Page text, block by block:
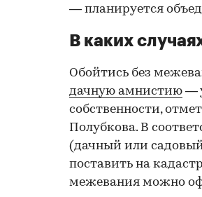
— планируется
В каких
Обойтись без
дачную амнистию —
собственности,
Полубкова. В
(дачный или
поставить на
межевания можно